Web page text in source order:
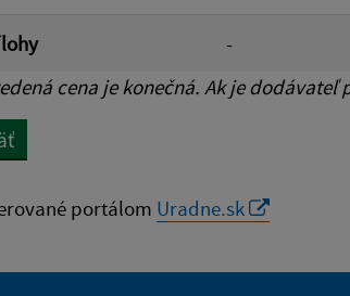
-
cena je konečná. Ak je dodávateľ
portálom Uradne.sk